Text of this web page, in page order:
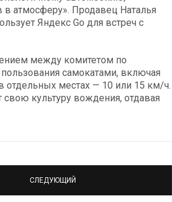
атмосферу». Продавец Наталья
Яндекс Go для встреч с
между комитетом по
самокатами, включая
отдельных местах — 10 или 15 км/ч.
культуру вождения, отдавая
СЛЕДУЮЩИЙ